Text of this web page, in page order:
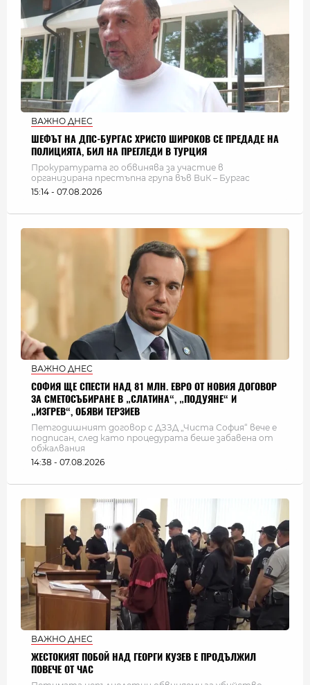
ВАЖНО ДНЕС
ШЕФЪТ НА ДПС-БУРГАС ХРИСТО ШИРОКОВ СЕ ПРЕДАДЕ НА
ПОЛИЦИЯТА, БИЛ НА ПРЕГЛЕДИ В ТУРЦИЯ
Прокуратурата го обвинява за участие в
организирана престъпна група във ВиК – Бургас
15:14 - 07.08.2026
ВАЖНО ДНЕС
СОФИЯ ЩЕ СПЕСТИ НАД 81 МЛН. ЕВРО ОТ НОВИЯ ДОГОВОР
ЗА СМЕТОСЪБИРАНЕ В „СЛАТИНА“, „ПОДУЯНЕ“ И
„ИЗГРЕВ“, ОБЯВИ ТЕРЗИЕВ
Петгодишният договор с ДЗЗД „Чиста София“ вече е
подписан, след като процедурата беше забавена от
обжалвания
14:38 - 07.08.2026
ВАЖНО ДНЕС
ЖЕСТОКИЯТ ПОБОЙ НАД ГЕОРГИ КУЗЕВ Е ПРОДЪЛЖИЛ
ПОВЕЧЕ ОТ ЧАС